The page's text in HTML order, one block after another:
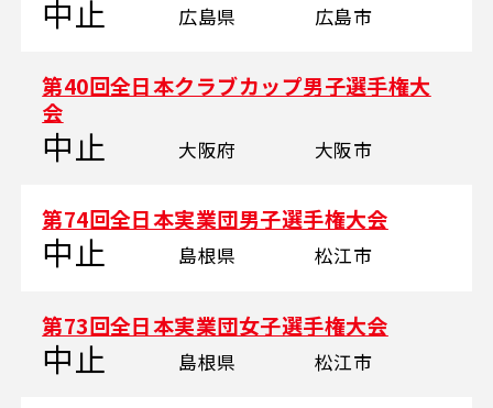
中止 広島県 広島市
第40回全日本クラブカップ男子選手権大
会
中止 大阪府 大阪市
第74回全日本実業団男子選手権大会
中止 島根県 松江市
第73回全日本実業団女子選手権大会
中止 島根県 松江市